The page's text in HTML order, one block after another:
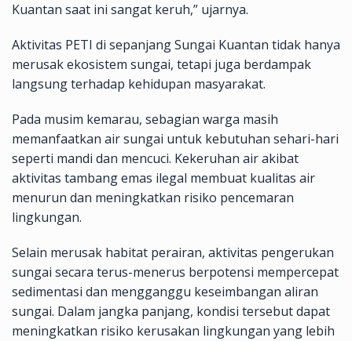
Kuantan saat ini sangat keruh,” ujarnya.
Aktivitas PETI di sepanjang Sungai Kuantan tidak hanya
merusak ekosistem sungai, tetapi juga berdampak
langsung terhadap kehidupan masyarakat.
Pada musim kemarau, sebagian warga masih
memanfaatkan air sungai untuk kebutuhan sehari-hari
seperti mandi dan mencuci. Kekeruhan air akibat
aktivitas tambang emas ilegal membuat kualitas air
menurun dan meningkatkan risiko pencemaran
lingkungan.
Selain merusak habitat perairan, aktivitas pengerukan
sungai secara terus-menerus berpotensi mempercepat
sedimentasi dan mengganggu keseimbangan aliran
sungai. Dalam jangka panjang, kondisi tersebut dapat
meningkatkan risiko kerusakan lingkungan yang lebih